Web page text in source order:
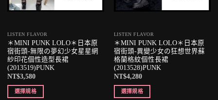
LISTEN FLAVOR
＊MINI PUNK LOLO＊日本原
宿街頭-無限の夢幻少女星星網
紗印花個性造型長裙
(2013519)PUNK
NT$3,580
選擇規格
LISTEN FLAVOR
＊MINI PUNK LOLO＊日本原
宿街頭-異變少女の狂想世界蘇
格蘭格紋個性長裙
(2013528)PUNK
NT$4,280
選擇規格